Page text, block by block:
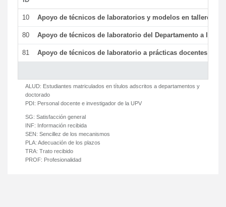
10 Apoyo de técnicos de laboratorios y modelos en talleres/
80 Apoyo de técnicos de laboratorio del Departamento a la
81 Apoyo de técnicos de laboratorio a prácticas docentes y
ALUD: Estudiantes matriculados en títulos adscritos a departamentos y
doctorado
PDI: Personal docente e investigador de la UPV
SG: Satisfacción general
INF: Información recibida
SEN: Sencillez de los mecanismos
PLA: Adecuación de los plazos
TRA: Trato recibido
PROF: Profesionalidad